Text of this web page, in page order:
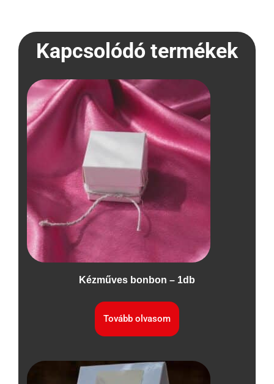
Kapcsolódó termékek
Kézműves bonbon – 1db
Tovább olvasom